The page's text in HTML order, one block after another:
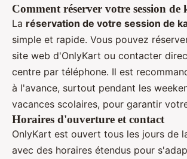
Comment réserver votre session de
La réservation de votre session de
simple et rapide. Vous pouvez
site web d'OnlyKart ou contacter
centre par téléphone. Il est
à l'avance, surtout pendant les
vacances scolaires, pour garantir
Horaires d'ouverture et contact
OnlyKart est ouvert tous les jours de
avec des horaires étendus pour